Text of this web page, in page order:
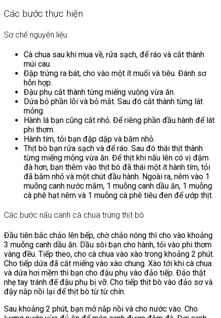
Các bước thực hiện
Sơ chế nguyên liệu
Cà chua sau khi mua về, rửa sạch, để ráo và cắt thành
múi cau.
Đập trứng ra bát, cho vào một ít muối và tiêu. Đánh sơ
hỗn hợp.
Đậu phụ cắt thành từng miếng vuông vừa ăn.
Dứa bỏ phần lõi và bỏ mắt. Sau đó cắt thành từng lát
mỏng.
Hành lá bạn cũng cắt nhỏ. Để riêng phần đầu hành để lát
phi thơm.
Hành tím, tỏi bạn đập dập và băm nhỏ.
Thịt bò bạn rửa sạch và để ráo. Sau đó thái thịt thành
từng miếng mỏng vừa ăn. Để thịt khi nấu lên có vị đậm
đà hơn, bạn thêm vào thịt bò đã thái một ít hành tím, tỏi
đã băm nhỏ và một chút đầu hành. Ngoài ra, nêm vào 1
muỗng canh nước mắm, 1 muỗng canh dầu ăn, 1 muỗng
cà phê hạt nêm và 1 muỗng cà phê tiêu đen để ướp thịt.
Các bước nấu canh cà chua trứng thịt bò
Đầu tiên bắc chảo lên bếp, chờ chảo nóng thì cho vào khoảng
3 muỗng canh dầu ăn. Dầu sôi bạn cho hành, tỏi vào phi thơm
vàng đều. Tiếp theo, cho cà chua vào xào trong khoảng 2 phút.
Cho tiếp dứa đã cắt miếng vào xào chung. Xào tới khi cà chua
và dứa hơi mềm thì bạn cho đậu phụ vào đảo tiếp. Đảo thật
nhẹ tay tránh để đậu phụ bị vỡ. Cho tiếp thịt bò vào đảo sơ và
đậy nắp nồi lại để thịt bò từ từ chín.
Sau khoảng 2 phút, bạn mở nắp nồi và cho nước vào. Cho